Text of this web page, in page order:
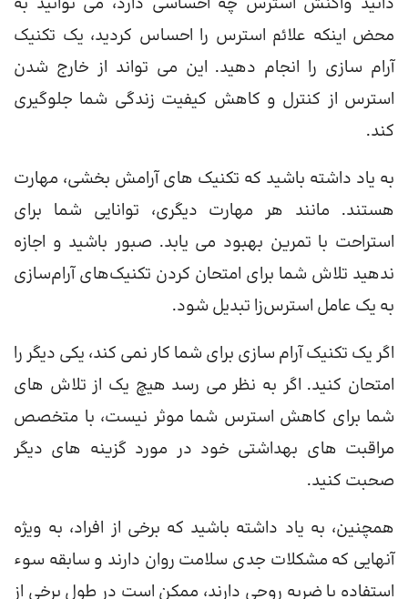
محض اینکه علائم استرس را احساس کردید، یک تکنیک
آرام سازی را انجام دهید. این می تواند از خارج شدن
استرس از کنترل و کاهش کیفیت زندگی شما جلوگیری
کند.
به یاد داشته باشید که تکنیک های آرامش بخشی، مهارت
هستند. مانند هر مهارت دیگری، توانایی شما برای
استراحت با تمرین بهبود می یابد. صبور باشید و اجازه
ندهید تلاش شما برای امتحان کردن تکنیک‌های آرام‌سازی
به یک عامل استرس‌زا تبدیل شود.
اگر یک تکنیک آرام سازی برای شما کار نمی کند، یکی دیگر را
امتحان کنید. اگر به نظر می رسد هیچ یک از تلاش های
شما برای کاهش استرس شما موثر نیست، با متخصص
مراقبت های بهداشتی خود در مورد گزینه های دیگر
صحبت کنید.
همچنین، به یاد داشته باشید که برخی از افراد، به ویژه
آنهایی که مشکلات جدی سلامت روان دارند و سابقه سوء
استفاده یا ضربه روحی دارند، ممکن است در طول برخی از